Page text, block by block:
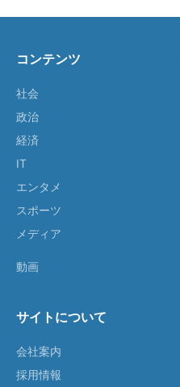
コンテンツ
社会
政治
経済
IT
エンタメ
スポーツ
メディア
動画
サイトについて
会社案内
採用情報